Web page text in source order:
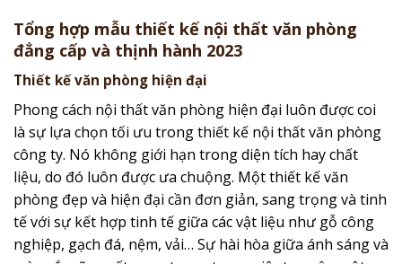
Tổng hợp mẫu thiết kế nội thất văn phòng
đẳng cấp và thịnh hành 2023
Thiết kế văn phòng hiện đại
Phong cách nội thất văn phòng hiện đại luôn được coi
là sự lựa chọn tối ưu trong thiết kế nội thất văn phòng
công ty. Nó không giới hạn trong diện tích hay chất
liệu, do đó luôn được ưa chuộng. Một thiết kế văn
phòng đẹp và hiện đại cần đơn giản, sang trọng và tinh
tế với sự kết hợp tinh tế giữa các vật liệu như gỗ công
nghiệp, gạch đá, nệm, vải… Sự hài hòa giữa ánh sáng và